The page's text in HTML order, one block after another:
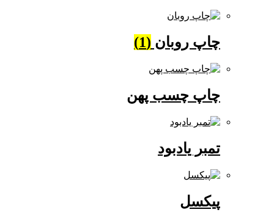
چاپ روبان(1)
چاپ چسب پهن
تمبر یادبود